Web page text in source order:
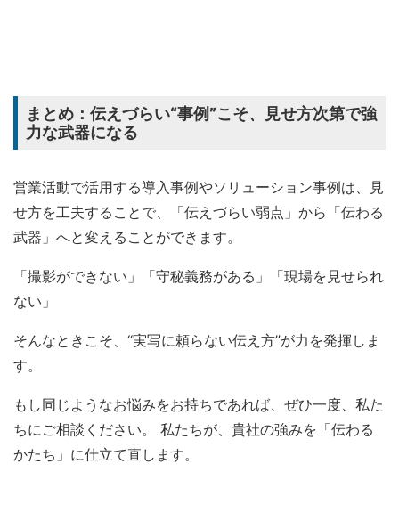
まとめ：伝えづらい“事例”こそ、見せ方次第で強
力な武器になる
営業活動で活用する導入事例やソリューション事例は、見
せ方を工夫することで、「伝えづらい弱点」から「伝わる
武器」へと変えることができます。
「撮影ができない」「守秘義務がある」「現場を見せられ
ない」
そんなときこそ、“実写に頼らない伝え方”が力を発揮しま
す。
もし同じようなお悩みをお持ちであれば、ぜひ一度、私た
ちにご相談ください。 私たちが、貴社の強みを「伝わる
かたち」に仕立て直します。